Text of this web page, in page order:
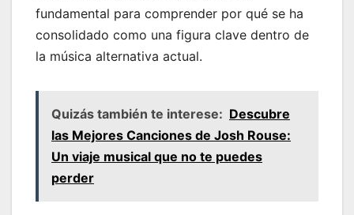
fundamental para comprender por qué se ha
consolidado como una figura clave dentro de
la música alternativa actual.
Quizás también te interese: Descubre
las Mejores Canciones de Josh Rouse:
Un viaje musical que no te puedes
perder